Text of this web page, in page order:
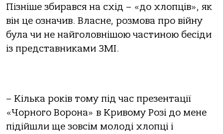
Пізніше збирався на схід – «до хлопців», як
він це означив. Власне, розмова про війну
була чи не найголовнішою частиною бесіди
із представниками ЗМІ.
– Кілька років тому під час презентації
«Чорного Ворона» в Кривому Розі до мене
підійшли ще зовсім молоді хлопці і